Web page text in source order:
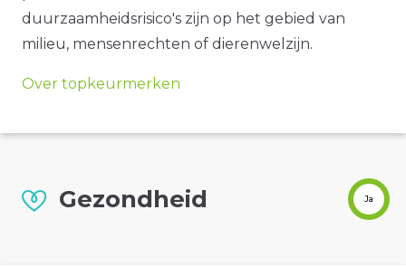
duurzaamheidsrisico's zijn op het gebied van
milieu, mensenrechten of dierenwelzijn.
Over topkeurmerken
Gezondheid Ja